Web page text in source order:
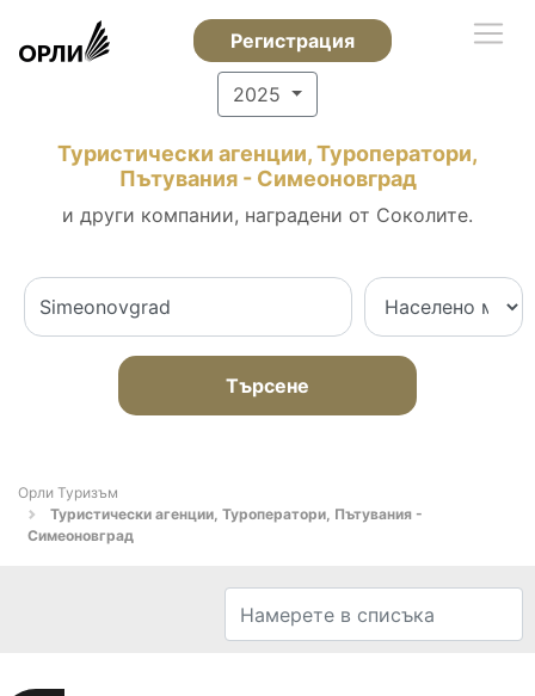
Регистрация
2025
Туристически агенции, Туроператори,
Пътувания - Симеоновград
и други компании, наградени от Соколите.
Търсене
Орли Туризъм
Туристически агенции, Туроператори, Пътувания -
Симеоновград